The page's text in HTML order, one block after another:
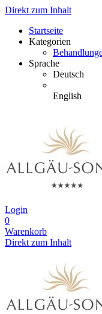
Direkt zum Inhalt
Startseite
Kategorien
Sprache
Deutsch
English
Login
0
Warenkorb
Direkt zum Inhalt